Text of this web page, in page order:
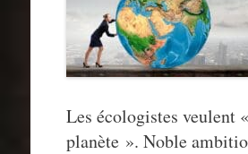
Les écologistes veulent
planète ». Noble